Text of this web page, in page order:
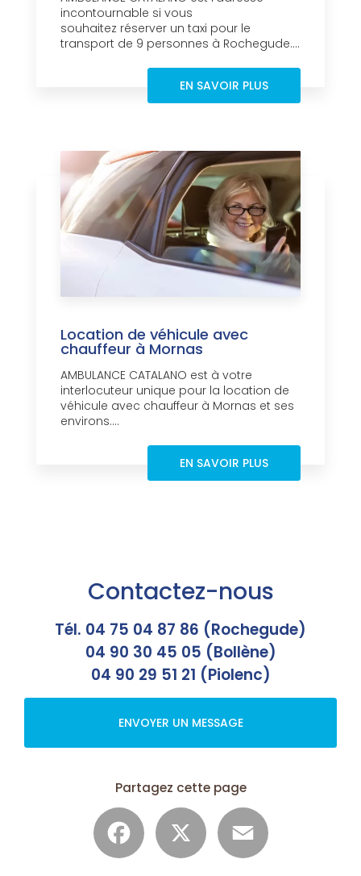
incontournable si vous
souhaitez réserver un taxi pour le
transport de 9 personnes à Rochegude....
EN SAVOIR PLUS
Location de véhicule avec
chauffeur à Mornas
AMBULANCE CATALANO est à votre
interlocuteur unique pour la location de
véhicule avec chauffeur à Mornas et ses
environs....
EN SAVOIR PLUS
Contactez-nous
Tél. 04 75 04 87 86 (Rochegude)
04 90 30 45 05 (Bollène)
04 90 29 51 21 (Piolenc)
ENVOYER UN MESSAGE
Partagez cette page
Facebook